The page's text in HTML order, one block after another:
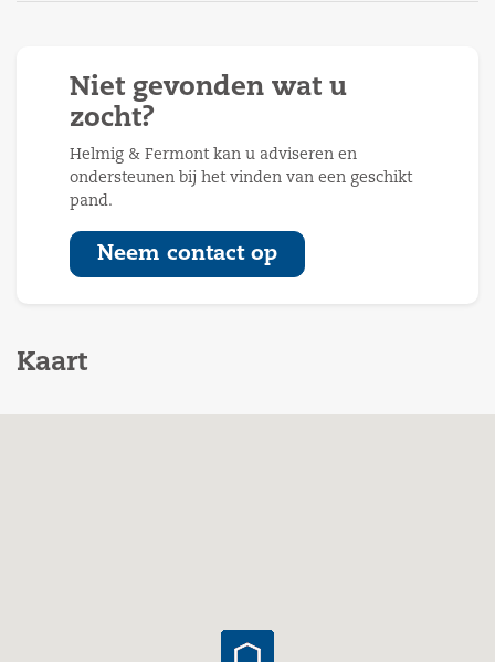
Niet gevonden wat u
zocht?
Helmig & Fermont kan u adviseren en
ondersteunen bij het vinden van een geschikt
pand.
Neem contact op
Kaart